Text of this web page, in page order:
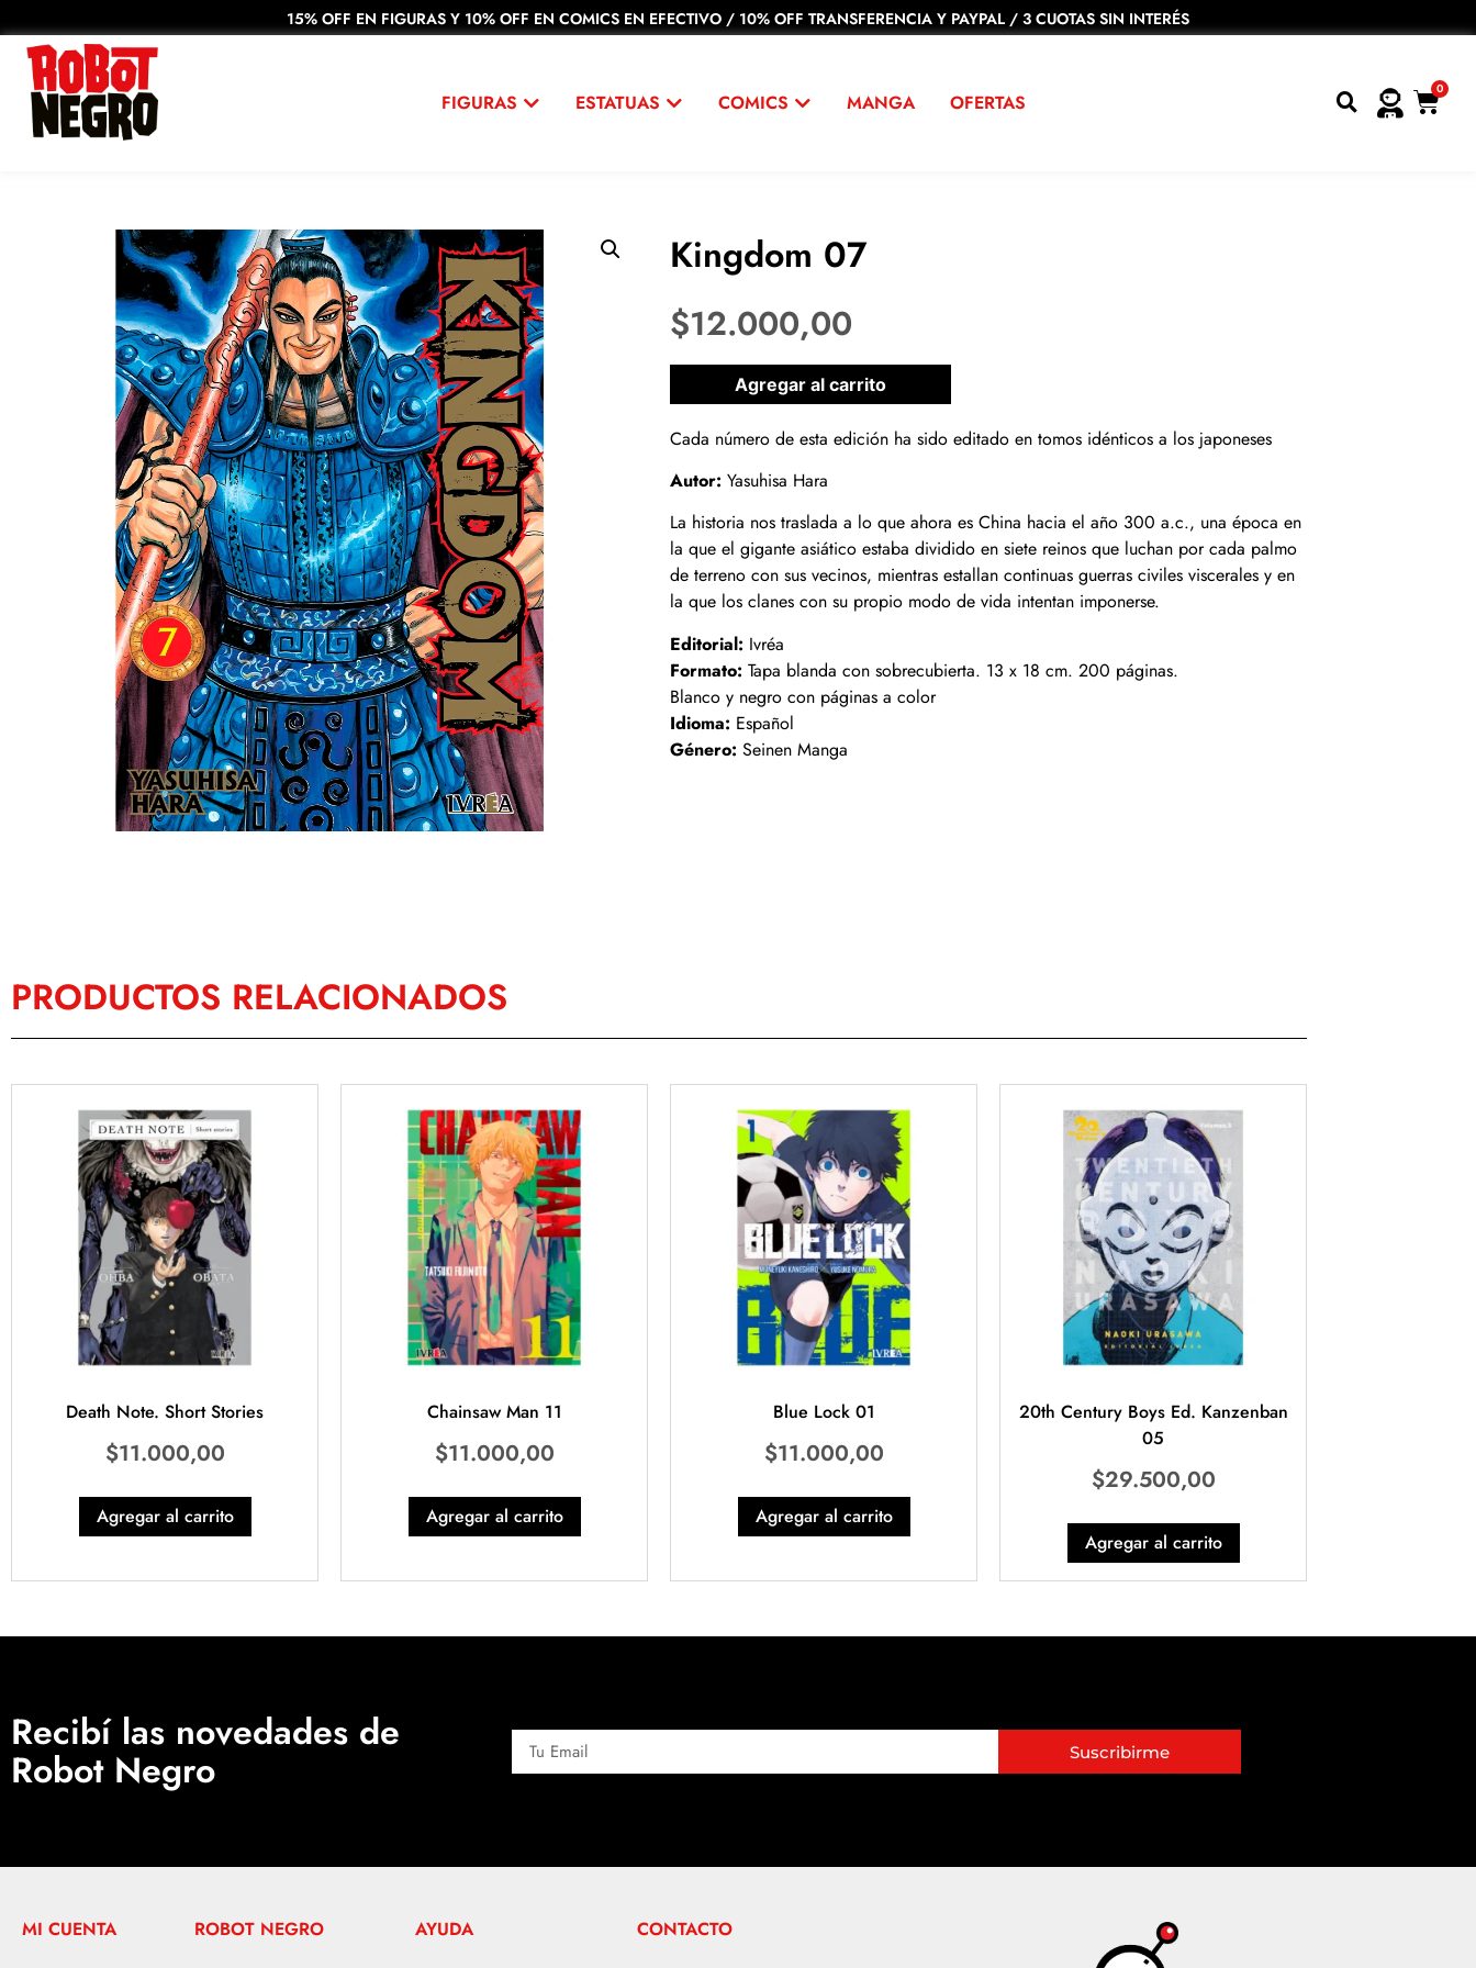
15% OFF EN FIGURAS Y 10% OFF EN COMICS EN EFECTIVO / 10% OFF TRANSFERENCIA Y PAYPAL / 3 CUOTAS SIN INTERÉS
FIGURAS ESTATUAS COMICS MANGA OFERTAS
0
Kingdom 07
$12.000,00
1 disponibles
Agregar al carrito
Cada número de esta edición ha sido editado en tomos idénticos a los japoneses
Autor: Yasuhisa Hara
La historia nos traslada a lo que ahora es China hacia el año 300 a.c., una época en
la que el gigante asiático estaba dividido en siete reinos que luchan por cada palmo
de terreno con sus vecinos, mientras estallan continuas guerras civiles viscerales y en
la que los clanes con su propio modo de vida intentan imponerse.
Editorial: Ivréa
Formato: Tapa blanda con sobrecubierta. 13 x 18 cm. 200 páginas.
Blanco y negro con páginas a color
Idioma: Español
Género: Seinen Manga
PRODUCTOS RELACIONADOS
Death Note. Short Stories
$11.000,00
Agregar al carrito
Chainsaw Man 11
$11.000,00
Agregar al carrito
Blue Lock 01
$11.000,00
Agregar al carrito
20th Century Boys Ed. Kanzenban
05
$29.500,00
Agregar al carrito
Recibí las novedades de
Robot Negro Suscribirme
MI CUENTA ROBOT NEGRO AYUDA CONTACTO